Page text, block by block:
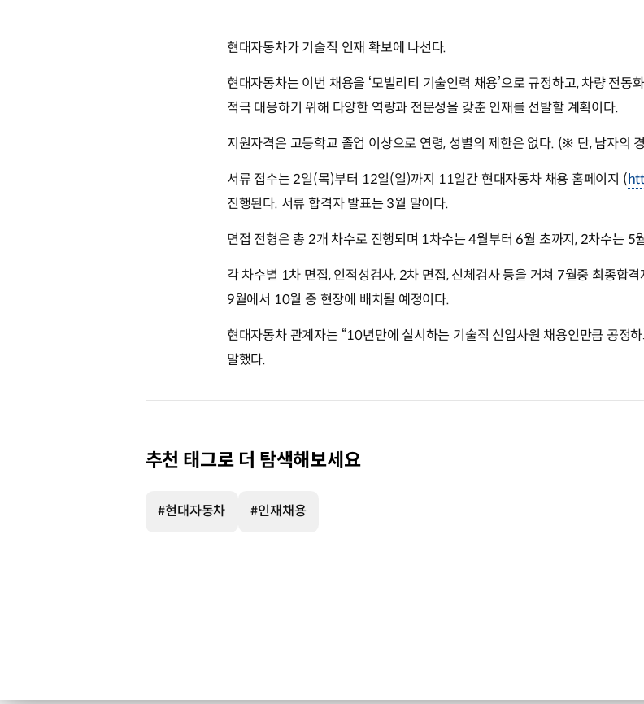
현대자동차가 기술직 인재 확보에 나선다.
현대자동차는 이번 채용을 ‘모빌리티 기술인력 채용’으로 규정하고, 차량 전동
적극 대응하기 위해 다양한 역량과 전문성을 갖춘 인재를 선발할 계획이다.
지원자격은 고등학교 졸업 이상으로 연령, 성별의 제한은 없다. (※ 단, 남자의
서류 접수는 2일(목)부터 12일(일)까지 11일간 현대자동차 채용 홈페이지 (
진행된다. 서류 합격자 발표는 3월 말이다.
면접 전형은 총 2개 차수로 진행되며 1차수는 4월부터 6월 초까지, 2차수는 5
각 차수별 1차 면접, 인적성검사, 2차 면접, 신체검사 등을 거쳐 7월중 최종합
9월에서 10월 중 현장에 배치될 예정이다.
현대자동차 관계자는 “10년만에 실시하는 기술직 신입사원 채용인만큼 공정
말했다.
추천 태그로 더 탐색해보세요
#현대자동차 #인재채용